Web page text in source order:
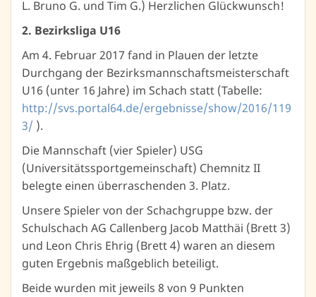
L. Bruno G. und Tim G.) Herzlichen Glückwunsch!
2. Bezirksliga U16
Am 4. Februar 2017 fand in Plauen der letzte
Durchgang der Bezirksmannschaftsmeisterschaft
U16 (unter 16 Jahre) im Schach statt (Tabelle:
http://svs.portal64.de/ergebnisse/show/2016/119
3/ ).
Die Mannschaft (vier Spieler) USG
(Universitätssportgemeinschaft) Chemnitz II
belegte einen überraschenden 3. Platz.
Unsere Spieler von der Schachgruppe bzw. der
Schulschach AG Callenberg Jacob Matthäi (Brett 3)
und Leon Chris Ehrig (Brett 4) waren an diesem
guten Ergebnis maßgeblich beteiligt.
Beide wurden mit jeweils 8 von 9 Punkten